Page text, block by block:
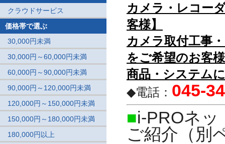
クラウドサービス
価格帯で選ぶ
30,000円未満
30,000円～60,000円未満
60,000円～90,000円未満
90,000円～120,000円未満
120,000円～150,000円未満
150,000円～180,000円未満
180,000円以上
カメラ・レコー
客様】
カメラ取付工事
をご希望のお客
商品・システム
◆電話： 045-
■i-PROネ
ご紹介（別